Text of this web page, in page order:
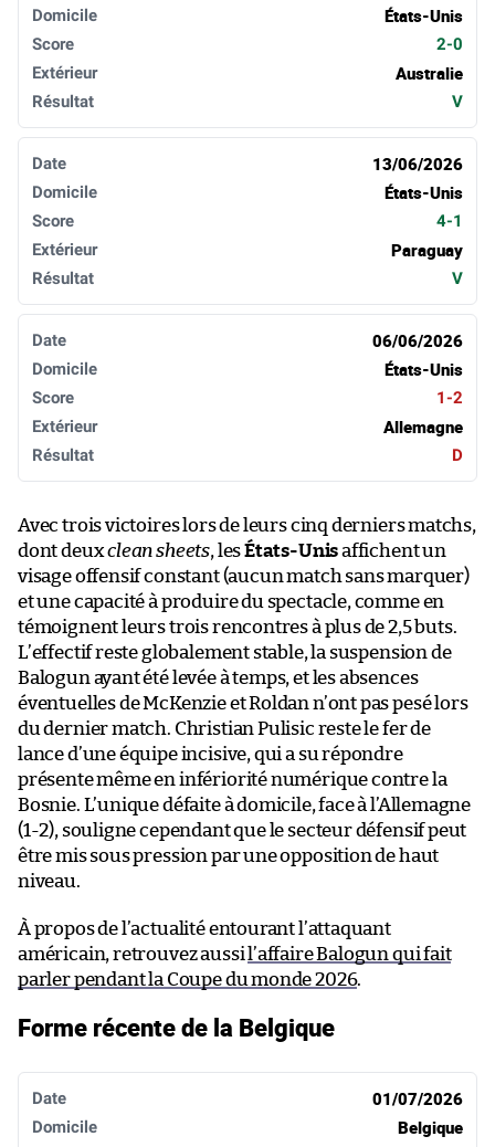
États-Unis
2-0
Australie
V
13/06/2026
États-Unis
4-1
Paraguay
V
06/06/2026
États-Unis
1-2
Allemagne
D
Avec trois victoires lors de leurs cinq derniers matchs,
dont deuxclean sheets, lesÉtats-Unisaffichent un
visage offensif constant (aucun match sans marquer)
et une capacité à produire du spectacle, comme en
témoignent leurs trois rencontres à plus de 2,5 buts.
L’effectif reste globalement stable, la suspension de
Balogun ayant été levée à temps, et les absences
éventuelles de McKenzie et Roldan n’ont pas pesé lors
du dernier match. Christian Pulisic reste le fer de
lance d’une équipe incisive, qui a su répondre
présente même en infériorité numérique contre la
Bosnie. L’unique défaite à domicile, face à l’Allemagne
(1-2), souligne cependant que le secteur défensif peut
être mis sous pression par une opposition de haut
niveau.
À propos de l’actualité entourant l’attaquant
américain, retrouvez aussi l’affaire Balogun qui fait
parler pendant la Coupe du monde 2026.
Forme récente de la Belgique
01/07/2026
Belgique